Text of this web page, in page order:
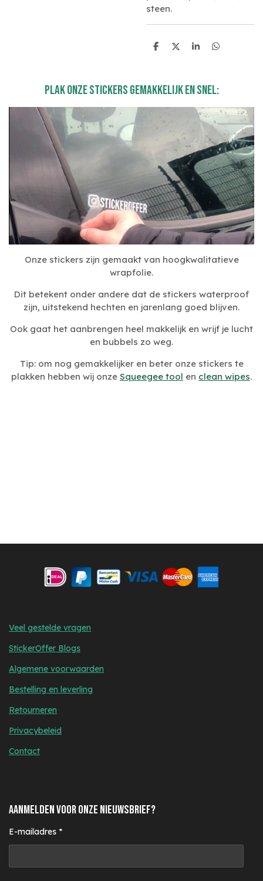
steen.
D
n
D
S
e
D
plak onze stickers gemakkelijk en snel:
Onze stickers zijn gemaakt van hoogkwalitatieve
wrapfolie.
Dit betekent onder andere dat de stickers waterproof
zijn, uitstekend hechten en jarenlang goed blijven.
Ook gaat het aanbrengen heel makkelijk en wrijf je lucht
en bubbels zo weg.
Tip: om nog gemakkelijker en beter onze stickers te
plakken hebben wij onze Squeegee tool en clean wipes.
Veel gestelde vragen
StickerOffer Blogs
Algemene voorwaarden
Bestelling en leverling
Retourneren
Privacybeleid
Contact
AANMELDEN VOOR ONZE NIEUWSBRIEF?
E-mailadres *